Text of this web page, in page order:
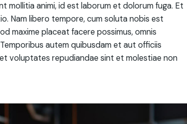
mollitia animi, id est laborum et dolorum fuga. Et
Nam libero tempore, cum soluta nobis est
maxime placeat facere possimus, omnis
autem quibusdam et aut officiis
voluptates repudiandae sint et molestiae non